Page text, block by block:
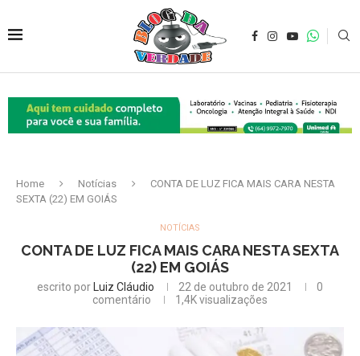
Home Notícias
CONTA DE LUZ FICA MAIS CARA NESTA
SEXTA (22) EM GOIÁS
NOTÍCIAS
CONTA DE LUZ FICA MAIS CARA NESTA SEXTA
(22) EM GOIÁS
escrito por Luiz Cláudio 22 de outubro de 2021
0
comentário
1,4Kvisualizações